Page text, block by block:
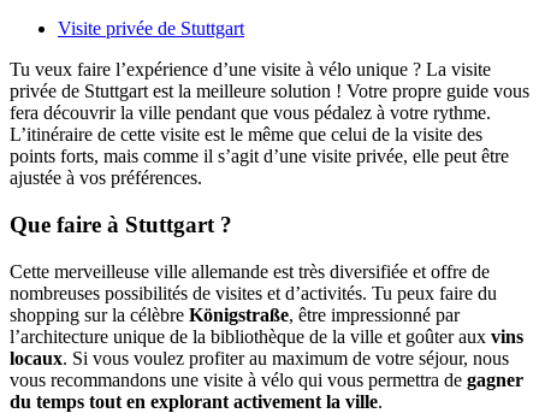
Visite privée de Stuttgart
Tu veux faire l’expérience d’une visite à vélo unique ? La visite
privée de Stuttgart est la meilleure solution ! Votre propre guide vous
fera découvrir la ville pendant que vous pédalez à votre rythme.
L’itinéraire de cette visite est le même que celui de la visite des
points forts, mais comme il s’agit d’une visite privée, elle peut être
ajustée à vos préférences.
Que faire à Stuttgart ?
Cette merveilleuse ville allemande est très diversifiée et offre de
nombreuses possibilités de visites et d’activités. Tu peux faire du
shopping sur la célèbre Königstraße, être impressionné par
l’architecture unique de la bibliothèque de la ville et goûter aux vins
locaux. Si vous voulez profiter au maximum de votre séjour, nous
vous recommandons une visite à vélo qui vous permettra de gagner
du temps tout en explorant activement la ville.